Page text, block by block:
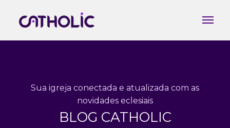
Sua igreja conectada e atualizada com as
novidades eclesiais
BLOG CATHOLIC